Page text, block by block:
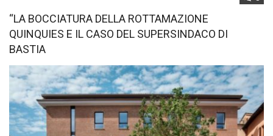
“LA BOCCIATURA DELLA ROTTAMAZIONE
QUINQUIES E IL CASO DEL SUPERSINDACO DI
BASTIA